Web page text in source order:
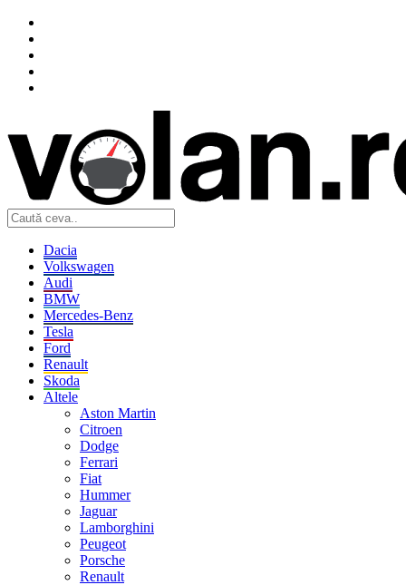
Dacia
Volkswagen
Audi
BMW
Mercedes-Benz
Tesla
Ford
Renault
Skoda
Altele
Aston Martin
Citroen
Dodge
Ferrari
Fiat
Hummer
Jaguar
Lamborghini
Peugeot
Porsche
Renault